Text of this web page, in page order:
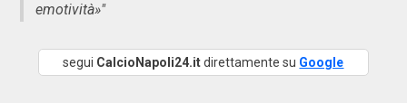
emotività»"
segui CalcioNapoli24.itdirettamente su Google